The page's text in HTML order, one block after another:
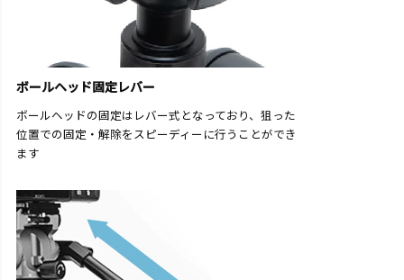
ボールヘッド固定レバー
ボールヘッドの固定はレバー式となっており、狙った
位置での固定・解除をスピーディーに行うことができ
ます